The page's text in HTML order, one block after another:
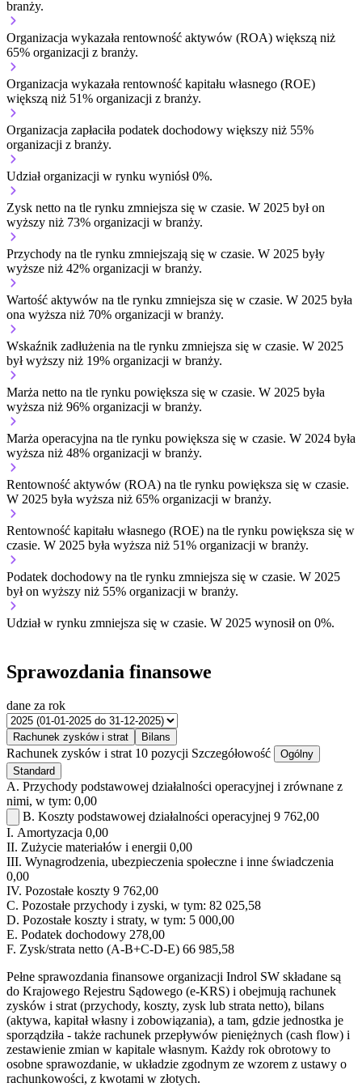
branży.
Organizacja wykazała rentowność aktywów (ROA) większą niż
65% organizacji z branży.
Organizacja wykazała rentowność kapitału własnego (ROE)
większą niż 51% organizacji z branży.
Organizacja zapłaciła podatek dochodowy większy niż 55%
organizacji z branży.
Udział organizacji w rynku wyniósł 0%.
Zysk netto na tle rynku zmniejsza się w czasie. W 2025 był on
wyższy niż 73% organizacji w branży.
Przychody na tle rynku zmniejszają się w czasie. W 2025 były
wyższe niż 42% organizacji w branży.
Wartość aktywów na tle rynku zmniejsza się w czasie. W 2025 była
ona wyższa niż 70% organizacji w branży.
Wskaźnik zadłużenia na tle rynku zmniejsza się w czasie. W 2025
był wyższy niż 19% organizacji w branży.
Marża netto na tle rynku powiększa się w czasie. W 2025 była
wyższa niż 96% organizacji w branży.
Marża operacyjna na tle rynku powiększa się w czasie. W 2024 była
wyższa niż 48% organizacji w branży.
Rentowność aktywów (ROA) na tle rynku powiększa się w czasie.
W 2025 była wyższa niż 65% organizacji w branży.
Rentowność kapitału własnego (ROE) na tle rynku powiększa się w
czasie. W 2025 była wyższa niż 51% organizacji w branży.
Podatek dochodowy na tle rynku zmniejsza się w czasie. W 2025
był on wyższy niż 55% organizacji w branży.
Udział w rynku zmniejsza się w czasie. W 2025 wynosił on 0%.
Sprawozdania finansowe
dane za rok
Rachunek zysków i strat Bilans
Rachunek zysków i strat 10 pozycji Szczegółowość
Ogólny
Standard
A. Przychody podstawowej działalności operacyjnej i zrównane z
nimi, w tym: 0,00
B. Koszty podstawowej działalności operacyjnej 9 762,00
I. Amortyzacja 0,00
II. Zużycie materiałów i energii 0,00
III. Wynagrodzenia, ubezpieczenia społeczne i inne świadczenia
0,00
IV. Pozostałe koszty 9 762,00
C. Pozostałe przychody i zyski, w tym: 82 025,58
D. Pozostałe koszty i straty, w tym: 5 000,00
E. Podatek dochodowy 278,00
F. Zysk/strata netto (A-B+C-D-E) 66 985,58
Pełne sprawozdania finansowe organizacji Indrol SW składane są
do Krajowego Rejestru Sądowego (e-KRS) i obejmują rachunek
zysków i strat (przychody, koszty, zysk lub strata netto), bilans
(aktywa, kapitał własny i zobowiązania), a tam, gdzie jednostka je
sporządziła - także rachunek przepływów pieniężnych (cash flow) i
zestawienie zmian w kapitale własnym. Każdy rok obrotowy to
osobne sprawozdanie, w układzie zgodnym ze wzorem z ustawy o
rachunkowości, z kwotami w złotych.